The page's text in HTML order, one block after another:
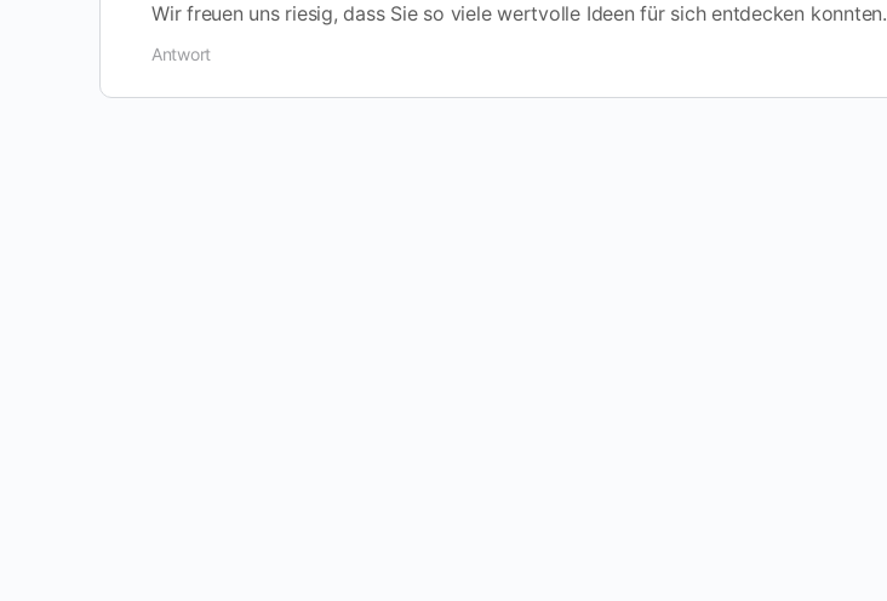
Wir freuen uns riesig, dass Sie so viele wertvolle Ideen für sich entdecken konnten.
Antwort